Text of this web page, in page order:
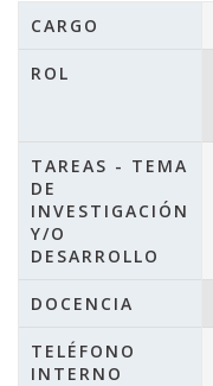
CARGO
ROL
TAREAS - TEMA
DE
INVESTIGACIÓN
Y/O
DESARROLLO
DOCENCIA
TELÉFONO
INTERNO